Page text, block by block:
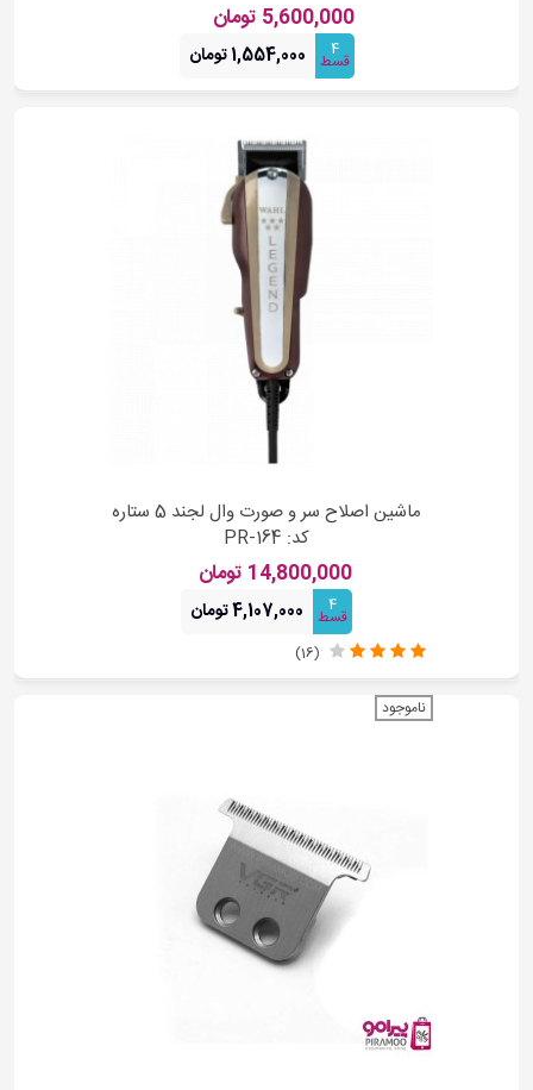
5,600,000 تومان
4
قسط 1,554,000 تومان
ماشین اصلاح سر و صورت وال لجند 5 ستاره
کد: PR-164
14,800,000 تومان
4
قسط 4,107,000 تومان
(16)
ناموجود